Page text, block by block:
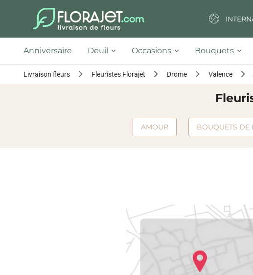
Anniversaire Deuil Occasions Bouquets
Livraison fleurs Fleuristes Florajet Drome Valence
AMOUR BOUQUETS DE